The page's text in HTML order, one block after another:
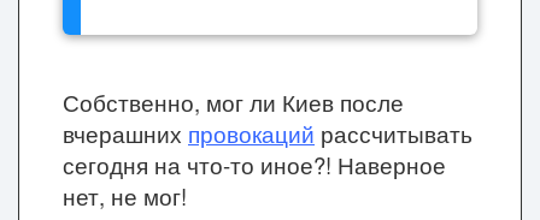
Собственно, мог ли Киев после
вчерашних провокаций рассчитывать
сегодня на что-то иное?! Наверное
нет, не мог!